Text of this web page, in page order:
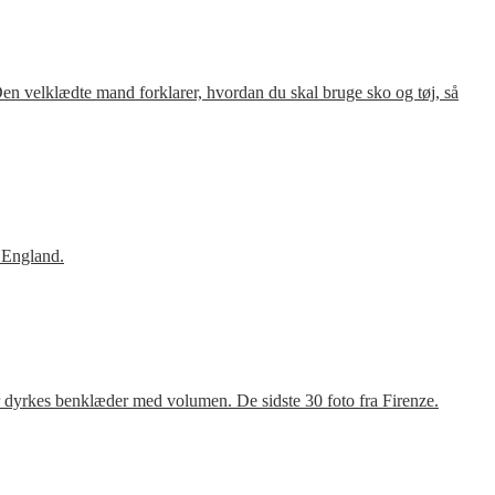
velklædte mand forklarer, hvordan du skal bruge sko og tøj, så
benklæder med volumen. De sidste 30 foto fra Firenze.